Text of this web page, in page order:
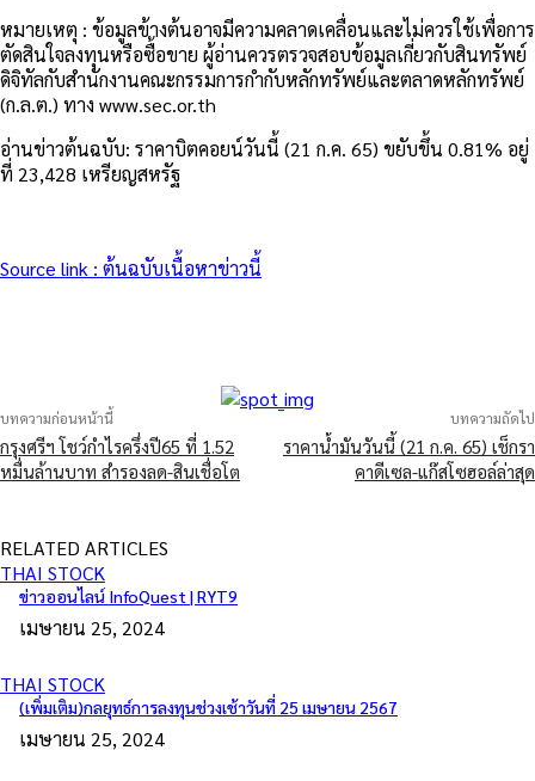
หมายเหตุ : ข้อมูลข้างต้นอาจมีความคลาดเคลื่อนและไม่ควรใช้เพื่อการ
ตัดสินใจลงทุนหรือซื้อขาย ผู้อ่านควรตรวจสอบข้อมูลเกี่ยวกับสินทรัพย์
ดิจิทัลกับสำนักงานคณะกรรมการกำกับหลักทรัพย์และตลาดหลักทรัพย์
(ก.ล.ต.) ทาง www.sec.or.th
อ่านข่าวต้นฉบับ: ราคาบิตคอยน์วันนี้ (21 ก.ค. 65) ขยับขึ้น 0.81% อยู่
ที่ 23,428 เหรียญสหรัฐ
Source link : ต้นฉบับเนื้อหาข่าวนี้
บทความก่อนหน้านี้
กรุงศรีฯ โชว์กำไรครึ่งปี65 ที่ 1.52
หมื่นล้านบาท สำรองลด-สินเชื่อโต
บทความถัดไป
ราคาน้ำมันวันนี้ (21 ก.ค. 65) เช็กรา
คาดีเซล-แก๊สโซฮอล์ล่าสุด
RELATED ARTICLES
THAI STOCK
ข่าวออนไลน์ InfoQuest | RYT9
เมษายน 25, 2024
THAI STOCK
(เพิ่มเติม)กลยุทธ์การลงทุนช่วงเช้าวันที่ 25 เมษายน 2567
เมษายน 25, 2024